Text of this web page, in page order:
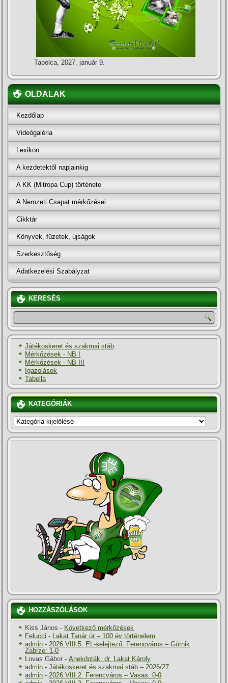
Tapolca, 2027. január 9.
OLDALAK
Kezdőlap
Videógaléria
Lexikon
A kezdetektől napjainkig
A KK (Mitropa Cup) története
A Nemzeti Csapat mérkőzései
Cikktár
Könyvek, füzetek, újságok
Szerkesztőség
Adatkezelési Szabályzat
KERESÉS
Játékoskeret és szakmai stáb
Mérkőzések - NB I
Mérkőzések - NB III
Igazolások
Tabella
KATEGÓRIÁK
KATEGÓRIÁK
HOZZÁSZÓLÁSOK
Kiss János - Következő mérkőzések
Felucci - Lakat Tanár úr – 100 év történelem
admin -2026.VIII.5. EL-selejtező: Ferencváros – Górnik
Zabrze: 1-0
Lovas Gábor -Anekdoták: dr. Lakat Károly
admin -Játékoskeret és szakmai stáb – 2026/27
admin -2026.VIII.2. Ferencváros – Vasas: 0-0